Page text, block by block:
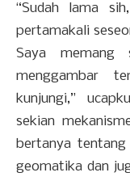
“Sudah lama
pertamakali
Saya memang
menggambar
kunjungi,”
sekian
bertanya tentang
geomatika dan